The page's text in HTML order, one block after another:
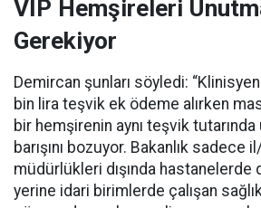
VİP Hemşireleri
Gerekiyor
Demircan şunları söyledi:
bin lira teşvik ek ödeme alırken
bir hemşirenin aynı teşvik
barışını bozuyor. Bakanlık sadece
müdürlükleri dışında hastanelerde
yerine idari birimlerde çalışan